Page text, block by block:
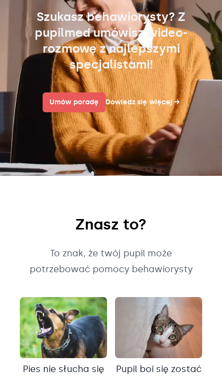
Szukasz behawiorysty? Z
pupilmed umówisz wideo-
rozmowę z najlepszymi
specjalistami!
Umów poradę Dowiedz się więcej →
Znasz to?
To znak, że twój pupil może
potrzebować pomocy behawiorysty
Pies nie słucha się
Pupil boi się zostać